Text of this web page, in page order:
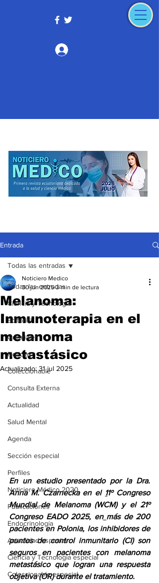
Entrada
Todas las entradas
Ciencia y Tecnología
Editorial
Gremiales
Noticias
Coleccionable
Consulta Externa
Actualidad
Salud Mental
Agenda
Sección especial
Perfiles
Noticiero Médico 2020
Publicaciones
Endocrinología
Actualidad especial
Ciencia y Tecnología especial
Coleccionable especial
Todas las entradas
Melanoma:
Inmunoterapia en el
melanoma
metastásico
Noticiero Medico
30 jun 2025 3 min de lectura
Actualizado:31 jul 2025
En un estudio presentado por la Dra.
Anna M. Czarnecka en el 11º Congreso
Mundial de Melanoma (WCM) y el 21º
Congreso EADO 2025, en más de 200
pacientes en Polonia, los inhibidores de
puntos de control inmunitario (CI) son
seguros en pacientes con melanoma
metastásico que logran una respuesta
objetiva (OR) durante el tratamiento.